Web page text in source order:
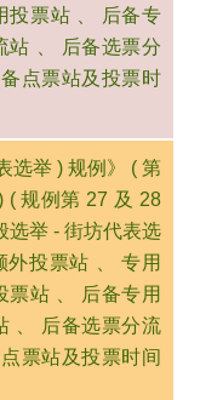
投票站 、 后备专
站 、 后备选票分
点票站及投票时
选举 ) 规例》 ( 第
( 规例第 27 及 28
选举 - 街坊代表选
外投票站 、 专用
票站 、 后备专用
、 后备选票分流
票站及投票时间